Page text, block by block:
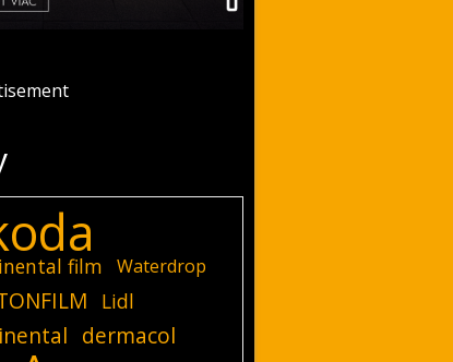
film Waterdrop
Lidl
dermacol